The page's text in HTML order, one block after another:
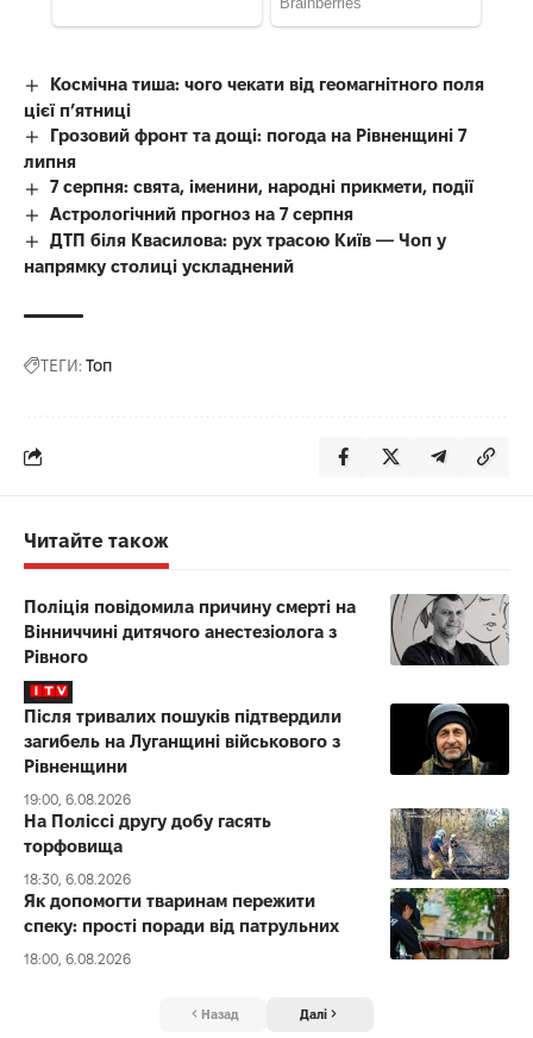
Космічна тиша: чого чекати від геомагнітного поля
цієї п’ятниці
Грозовий фронт та дощі: погода на Рівненщині 7
липня
7 серпня: свята, іменини, народні прикмети, події
Астрологічний прогноз на 7 серпня
ДТП біля Квасилова: рух трасою Київ — Чоп у
напрямку столиці ускладнений
ТЕГИ: Топ
Читайте також
Поліція повідомила причину смерті на
Вінниччині дитячого анестезіолога з
Рівного
Після тривалих пошуків підтвердили
загибель на Луганщині військового з
Рівненщини
19:00, 6.08.2026
На Поліссі другу добу гасять
торфовища
18:30, 6.08.2026
Як допомогти тваринам пережити
спеку: прості поради від патрульних
18:00, 6.08.2026
Назад Далі